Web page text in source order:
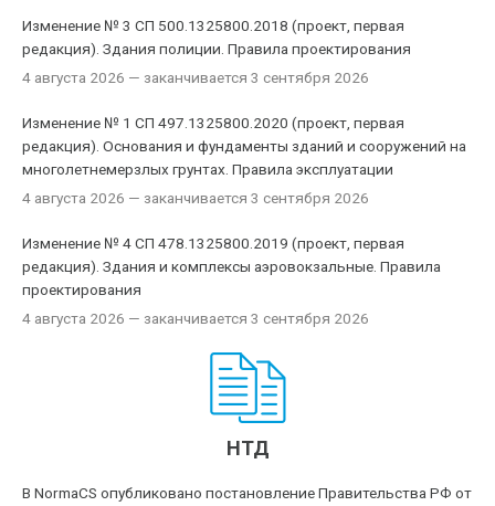
Изменение № 3 СП 500.1325800.2018 (проект, первая
редакция). Здания полиции. Правила проектирования
4 августа 2026 — заканчивается 3 сентября 2026
Изменение № 1 СП 497.1325800.2020 (проект, первая
редакция). Основания и фундаменты зданий и сооружений на
многолетнемерзлых грунтах. Правила эксплуатации
4 августа 2026 — заканчивается 3 сентября 2026
Изменение № 4 СП 478.1325800.2019 (проект, первая
редакция). Здания и комплексы аэровокзальные. Правила
проектирования
4 августа 2026 — заканчивается 3 сентября 2026
НТД
В NormaCS опубликовано постановление Правительства РФ от